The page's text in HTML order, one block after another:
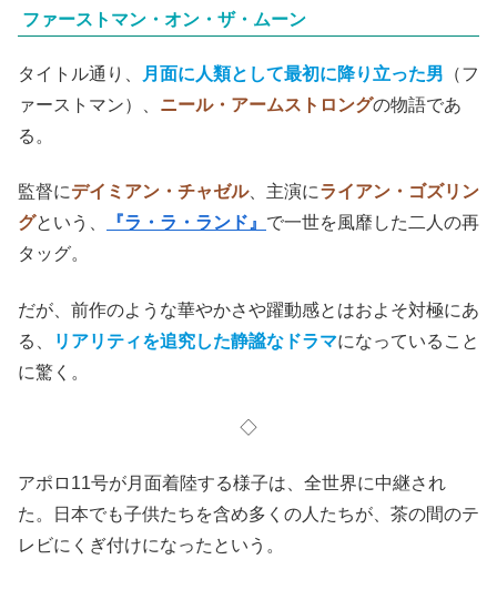
ファーストマン・オン・ザ・ムーン
タイトル通り、 月面に人類として最初に降り立った男 （フ
ァーストマン）、 ニール・アームストロングの物語であ
る。
監督にデイミアン・チャゼル、主演にライアン・ゴズリン
グという、 『ラ・ラ・ランド』 で一世を風靡した二人の再
タッグ。
だが、前作のような華やかさや躍動感とはおよそ対極にあ
る、
リアリティを追究した静謐なドラマになっていること
に驚く。
◇
アポロ11号が月面着陸する様子は、全世界に中継され
た。日本でも子供たちを含め多くの人たちが、茶の間のテ
レビにくぎ付けになったという。